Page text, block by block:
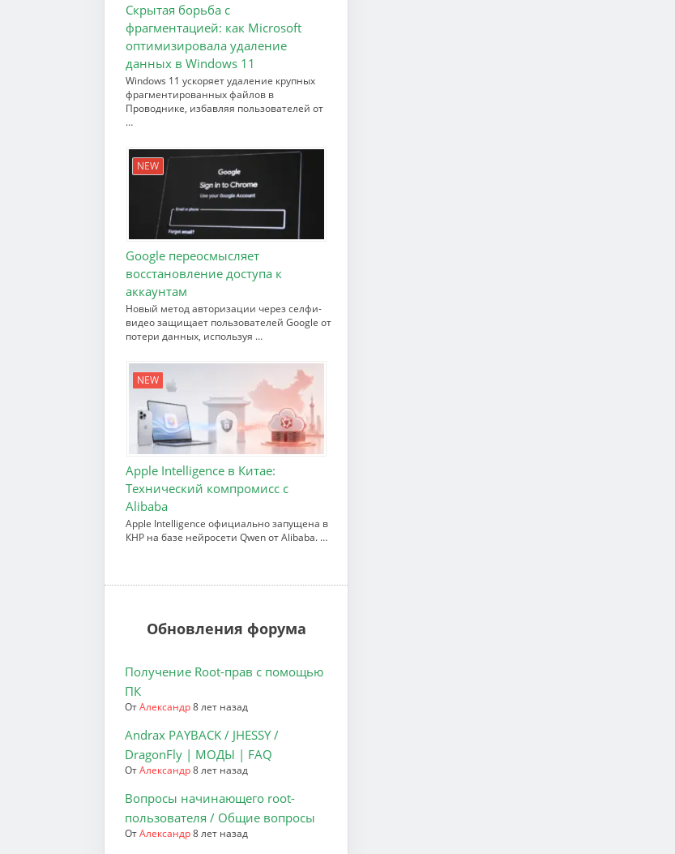
Скрытая борьба с
фрагментацией: как Microsoft
оптимизировала удаление
данных в Windows 11
Windows 11 ускоряет удаление крупных
фрагментированных файлов в
Проводнике, избавляя пользователей от
…
NEW
Google переосмысляет
восстановление доступа к
аккаунтам
Новый метод авторизации через селфи-
видео защищает пользователей Google от
потери данных, используя …
NEW
Apple Intelligence в Китае:
Технический компромисс с
Alibaba
Apple Intelligence официально запущена в
КНР на базе нейросети Qwen от Alibaba. …
Обновления форума
Получение Root-прав с помощью
ПК
ОтАлександр8 лет назад
Andrax PAYBACK / JHESSY /
DragonFly | МОДЫ | FAQ
ОтАлександр8 лет назад
Вопросы начинающего root-
пользователя / Общие вопросы
ОтАлександр8 лет назад